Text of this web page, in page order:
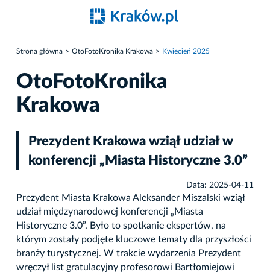
Strona główna OtoFotoKronika Krakowa Kwiecień 2025
OtoFotoKronika
Krakowa
Prezydent Krakowa wziął udział w
konferencji „Miasta Historyczne 3.0”
Data: 2025-04-11
Prezydent Miasta Krakowa Aleksander Miszalski wziął
udział międzynarodowej konferencji „Miasta
Historyczne 3.0”. Było to spotkanie ekspertów, na
którym zostały podjęte kluczowe tematy dla przyszłości
branży turystycznej. W trakcie wydarzenia Prezydent
wręczył list gratulacyjny profesorowi Bartłomiejowi